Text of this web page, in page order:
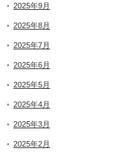
2025年9月
2025年8月
2025年7月
2025年6月
2025年5月
2025年4月
2025年3月
2025年2月